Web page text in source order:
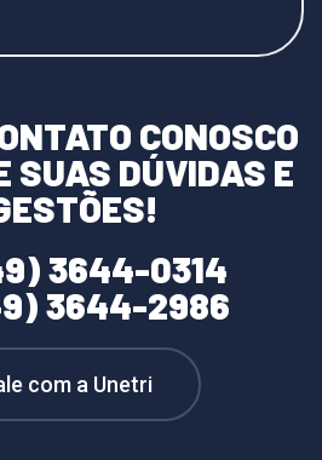
CONOSCO
SUAS DÚVIDAS E
3644-0314
3644-2986
com a Unetri